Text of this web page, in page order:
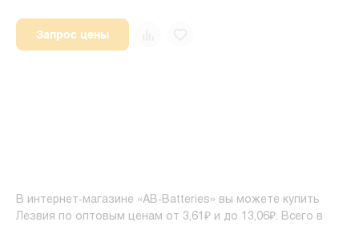
Запрос цены
В интернет-магазине «AB-Batteries» вы можете купить
Лезвия по оптовым ценам от 3,61₽ и до 13,06₽. Всего в